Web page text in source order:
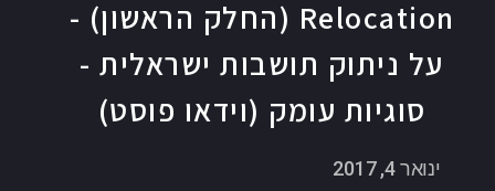
Relocation (החלק הראשון) -
על ניתוק תושבות ישראלית -
סוגיות עומק (וידאו פוסט)
ינואר 4, 2017